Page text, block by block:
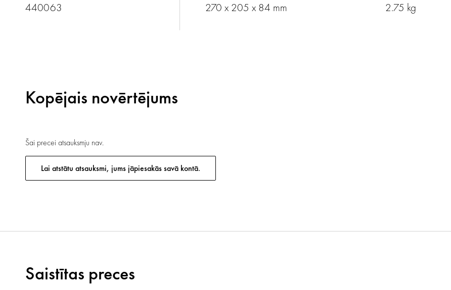
440063 270 x 205 x 84 mm 2.75 kg
Kopējais novērtējums
Šai precei atsauksmju nav.
Lai atstātu atsauksmi, jums jāpiesakās savā kontā.
Saistītas preces